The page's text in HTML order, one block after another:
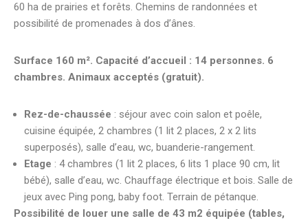
60 ha de prairies et forêts. Chemins de randonnées et
possibilité de promenades à dos d’ânes.
Surface 160 m². Capacité d’accueil : 14 personnes. 6
chambres. Animaux acceptés (gratuit).
Rez-de-chaussée : séjour avec coin salon et poêle,
cuisine équipée, 2 chambres (1 lit 2 places, 2 x 2 lits
superposés), salle d’eau, wc, buanderie-rangement.
Etage : 4 chambres (1 lit 2 places, 6 lits 1 place 90 cm, lit
bébé), salle d’eau, wc. Chauffage électrique et bois. Salle de
jeux avec Ping pong, baby foot. Terrain de pétanque.
Possibilité de louer une salle de 43 m2 équipée (tables,